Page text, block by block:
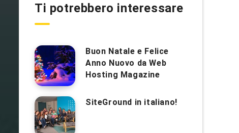
Ti potrebbero interessare
Buon Natale e Felice
Anno Nuovo da Web
Hosting Magazine
SiteGround in italiano!